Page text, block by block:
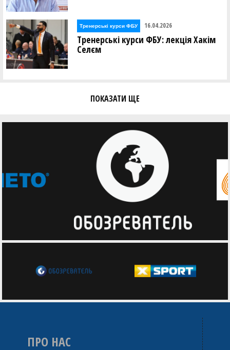
Тренерські курси ФБУ 16.04.2026
Тренерські курси ФБУ: лекція Хакім
Селєм
ПОКАЗАТИ ЩЕ
ПРО НАС